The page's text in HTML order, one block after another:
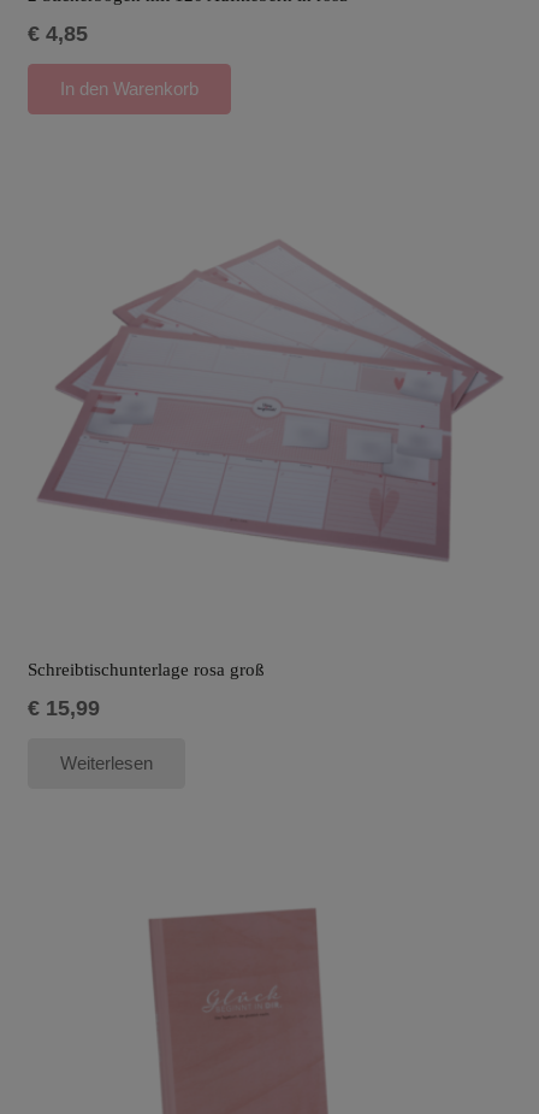
€4,85
In den Warenkorb
Schreibtischunterlage rosa groß
€15,99
Weiterlesen